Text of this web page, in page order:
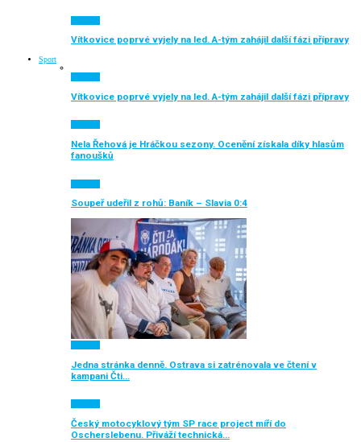
Vítkovice poprvé vyjely na led. A-tým zahájil další fázi přípravy
Sport
Vítkovice poprvé vyjely na led. A-tým zahájil další fázi přípravy
Nela Řehová je Hráčkou sezony. Ocenění získala díky hlasům
fanoušků
Soupeř udeřil z rohů: Baník – Slavia 0:4
Jedna stránka denně. Ostrava si zatrénovala ve čtení v
kampani Čti…
Český motocyklový tým SP race project míří do
Oscherslebenu. Přiváží technická…